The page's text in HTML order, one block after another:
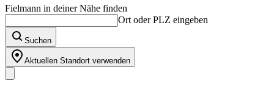
Fielmann in deiner Nähe finden
Ort oder PLZ eingeben
Suchen
Aktuellen Standort verwenden